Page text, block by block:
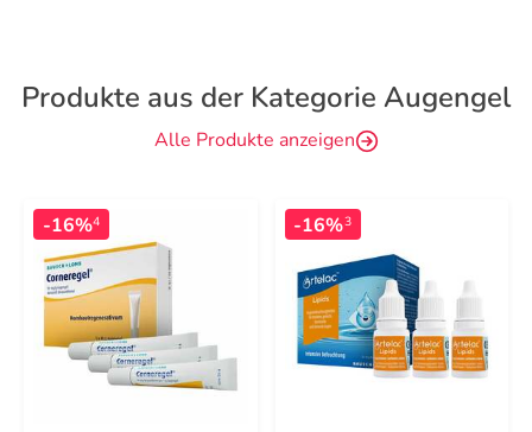
Produkte aus der Kategorie Augengel
Alle Produkte anzeigen
-16%4 -16%3